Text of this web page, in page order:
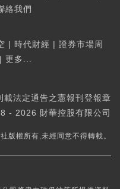
絡我們
| 時代財經 | 證券市場周
| 更多...
載法定通告之憲報刊登報章
- 2026 財華控股有限公司
版權所有,未經同意不得轉載。